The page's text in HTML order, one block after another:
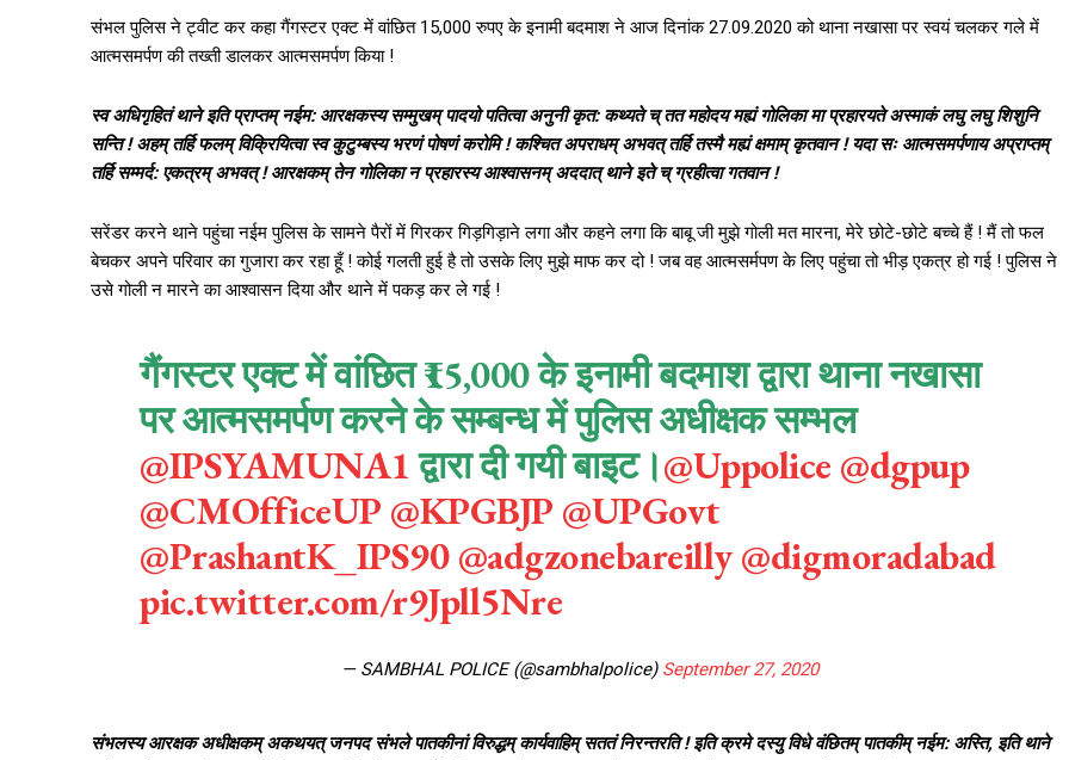
संभल पुलिस ने ट्वीट कर कहा गैंगस्टर एक्ट में वांछित 15,000 रुपए के इनामी बदमाश ने आज दिनांक 27.09.2020 को थाना नखासा पर स्वयं चलकर गले में
आत्मसमर्पण की तख्ती डालकर आत्मसमर्पण किया !
स्व अधिगृहितं थाने इति प्राप्तम् नईम: आरक्षकस्य सम्मुखम् पादयो पतित्वा अनुनी कृत: कथ्यते च् तत महोदय मह्यं गोलिका मा प्रहारयते अस्माकं लघु लघु शिशुनि
सन्ति ! अहम् तर्हि फलम् विक्रियित्वा स्व कुटुम्बस्य भरणं पोषणं करोमि ! कश्चित अपराधम् अभवत् तर्हि तस्मै मह्यं क्षमाम् कृतवान ! यदा सः आत्मसमर्पणाय अप्राप्तम्
तर्हि सम्मर्द: एकत्रम् अभवत् ! आरक्षकम् तेन गोलिका न प्रहारस्य आश्वासनम् अददात् थाने इते च् ग्रहीत्वा गतवान !
सरेंडर करने थाने पहुंचा नईम पुलिस के सामने पैरों में गिरकर गिड़गिड़ाने लगा और कहने लगा कि बाबू जी मुझे गोली मत मारना, मेरे छोटे-छोटे बच्चे हैं ! मैं तो फल
बेचकर अपने परिवार का गुजारा कर रहा हूँ ! कोई गलती हुई है तो उसके लिए मुझे माफ कर दो ! जब वह आत्मसर्मपण के लिए पहुंचा तो भीड़ एकत्र हो गई ! पुलिस ने
उसे गोली न मारने का आश्वासन दिया और थाने में पकड़ कर ले गई !
गैंगस्टर एक्ट में वांछित ₹15,000 के इनामी बदमाश द्वारा थाना नखासा
पर आत्मसमर्पण करने के सम्बन्ध में पुलिस अधीक्षक सम्भल
@IPSYAMUNA1द्वारा दी गयी बाइट।@Uppolice @dgpup
@CMOfficeUP @KPGBJP @UPGovt
@PrashantK_IPS90 @adgzonebareilly @digmoradabad
pic.twitter.com/r9Jpll5Nre
— SAMBHAL POLICE (@sambhalpolice) September 27, 2020
संभलस्य आरक्षक अधीक्षकम् अकथयत् जनपद संभले पातकीनां विरुद्धम् कार्यवाहिम् सततं निरन्तरति ! इति क्रमे दस्यु विधे वंछितम् पातकीम् नईम: अस्ति, इति थाने